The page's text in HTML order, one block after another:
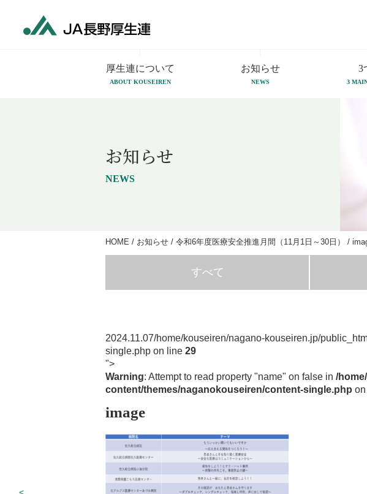
厚生連について
ABOUT KOUSEIREN
お知らせ
NEWS
3
3
お知らせ
NEWS
HOME / お知らせ / 令和6年度医療安全推進月間（11月1日～30日） /
すべて
2024.11.07/home/kouseiren/nagano-kouseiren.jp/
single.php on line 29
">
Warning: Attempt to read property "name" on false in /
content/themes/naganokouseiren/content-single.php
image